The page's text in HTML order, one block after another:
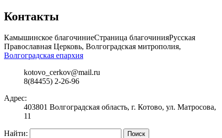
Контакты
Камышинское благочиниеСтраница благочинияРусская
Православная Церковь, Волгоградская митрополия,
Волгоградская епархия
kotovo_cerkov@mail.ru
8(84455) 2-26-96
Адрес:
403801 Волгоградская область, г. Котово, ул. Матросова,
11
Найти: